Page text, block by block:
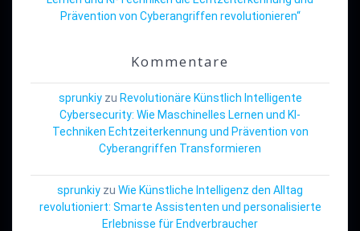
Prävention von Cyberangriffen revolutionieren“
Kommentare
sprunkiyzu Revolutionäre Künstlich Intelligente
Cybersecurity: Wie Maschinelles Lernen und KI-
Techniken Echtzeiterkennung und Prävention von
Cyberangriffen Transformieren
sprunkiy zu Wie Künstliche Intelligenz den Alltag
revolutioniert: Smarte Assistenten und personalisierte
Erlebnisse für Endverbraucher